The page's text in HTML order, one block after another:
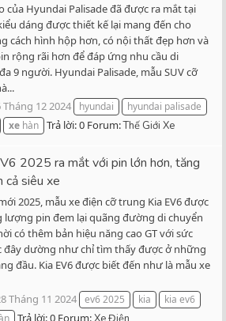
của Hyundai Palisade đã được ra mắt tại
dáng được thiết kế lại mang đến cho
cách hình hộp hơn, có nội thất đẹp hơn và
rộng rãi hơn để đáp ứng nhu cầu di
9 người. Hyundai Palisade, mẫu SUV cỡ
Tháng 12 2024 hyundai
hyundai palisade
xe hàn Trả lời: 0 Forum:Thế Giới Xe
2025 ra mắt với pin lớn hơn, tăng
cả siêu xe
2025, mẫu xe điện cỡ trung Kia EV6 được
lượng pin đem lại quãng đường di chuyển
có thêm bản hiệu năng cao GT với sức
đây dường như chỉ tìm thấy được ở những
đầu. Kia EV6 được biết đến như là mẫu xe
Tháng 11 2024 ev6 2025 kia
kia ev6
Trả lời: 0 Forum: